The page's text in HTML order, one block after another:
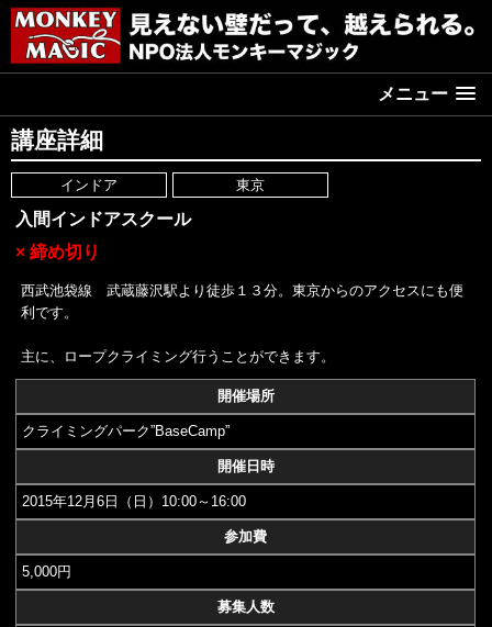
メニュー
講座詳細
インドア 東京
入間インドアスクール
× 締め切り
西武池袋線 武蔵藤沢駅より徒歩１３分。東京からのアクセスにも便
利です。
主に、ロープクライミング行うことができます。
開催場所
クライミングパーク”BaseCamp”
開催日時
2015年12月6日（日）10:00～16:00
参加費
5,000円
募集人数